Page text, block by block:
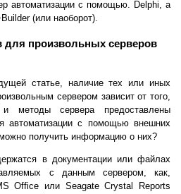
автоматизации с помощью. Delphi, а
(или наоборот).
для произвольных серверов
статье, наличие тех или иных
сервером зависит от того,
методы сервера предоставлены
автоматизации с помощью внешних
получить информацию о них?
в документации или файлах
с данным сервером, как,
Office или Seagate Crystal Reports